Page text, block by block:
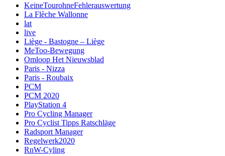
KeineTourohneFehlerauswertung
La Flèche Wallonne
lat
live
Liège - Bastogne – Liège
MeToo-Bewegung
Omloop Het Nieuwsblad
Paris - Nizza
Paris - Roubaix
PCM
PCM 2020
PlayStation 4
Pro Cycling Manager
Pro Cyclist Tipps Ratschläge
Radsport Manager
Regelwerk2020
RnW-Cyling